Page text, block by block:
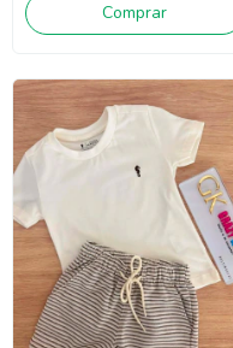
Comprar